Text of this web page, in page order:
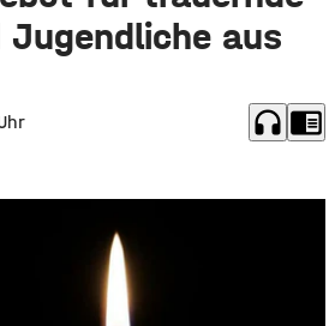
Jugendliche aus
headphones chrome_reader_mode